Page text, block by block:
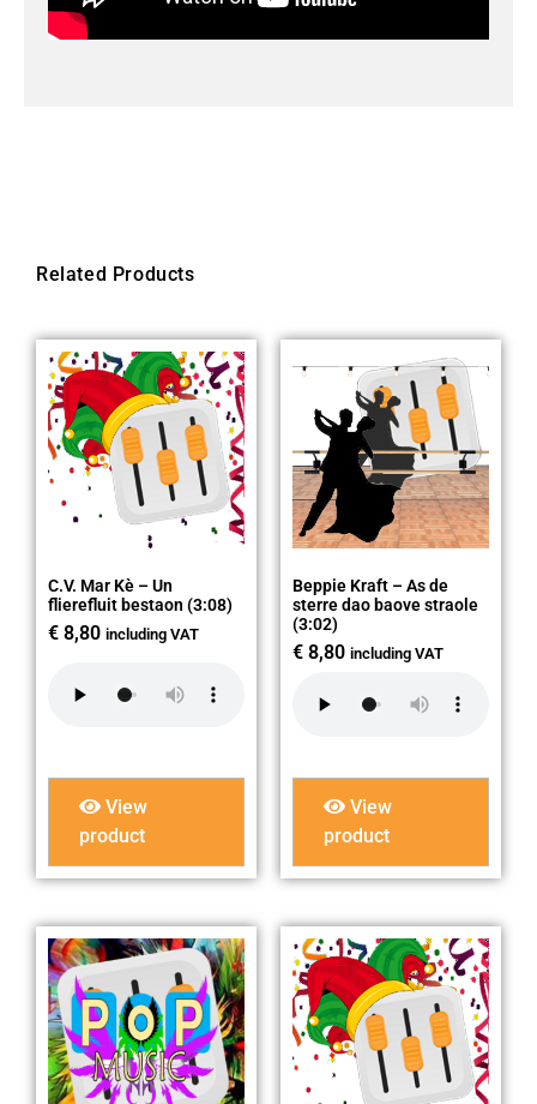
Related Products
C.V. Mar Kè – Un
flierefluit bestaon (3:08)
€ 8,80 including VAT
View
product
Beppie Kraft – As de
sterre dao baove straole
(3:02)
€ 8,80 including VAT
View
product